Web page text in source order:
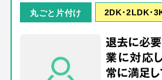
丸ごと片付け 2DK･2LDK･
退去に必
業に対応
常に満足し